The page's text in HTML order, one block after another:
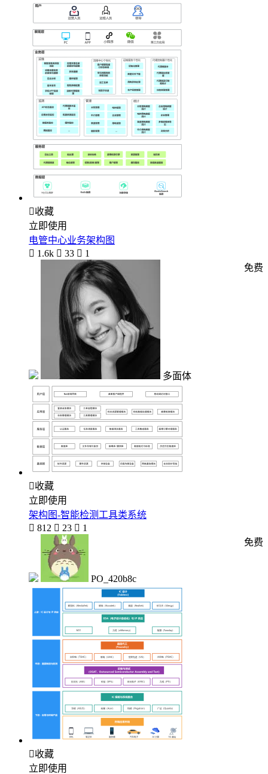
收藏
立即使用
电管中心业务架构图
 1.6k  33  1
多面体
免费
收藏
立即使用
架构图-智能检测工具类系统
 812  23  1
PO_420b8c
免费
收藏
立即使用